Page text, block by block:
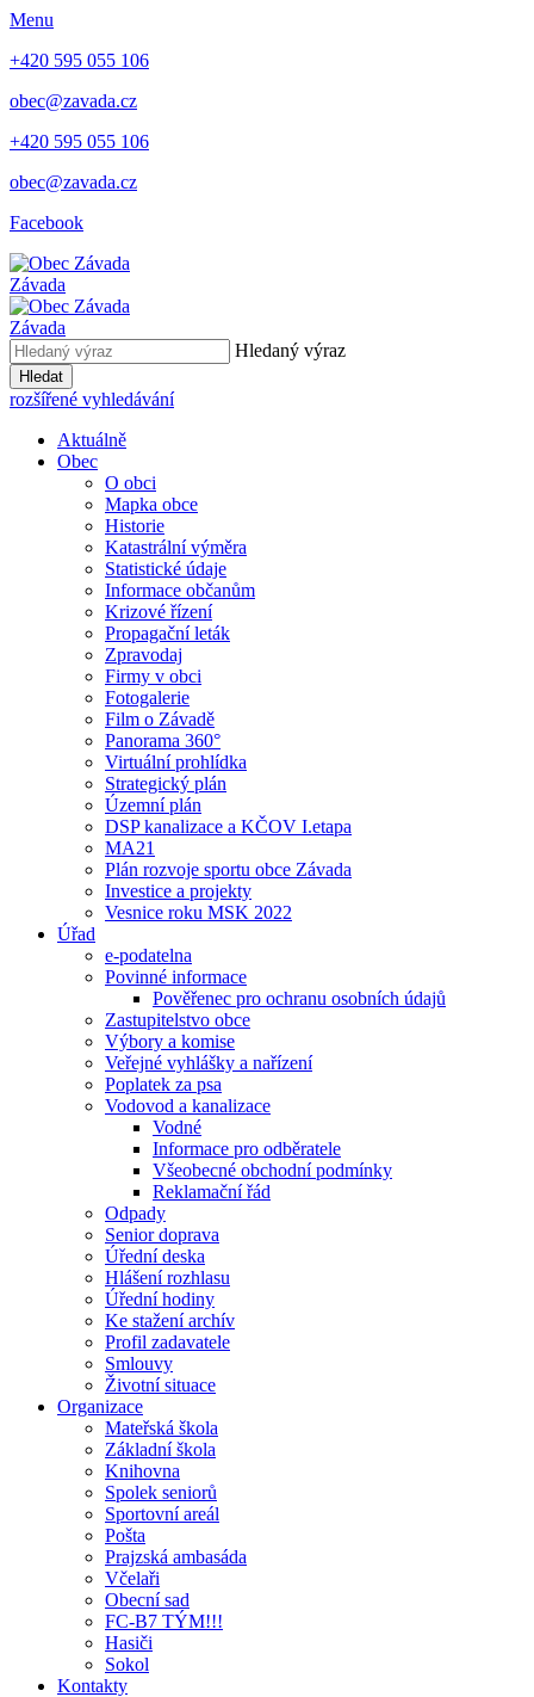
Menu
+420 595 055 106
obec@zavada.cz
+420 595 055 106
obec@zavada.cz
Facebook
Závada
Závada
Hledaný výraz
Hledat
rozšířené vyhledávání
Aktuálně
Obec
O obci
Mapka obce
Historie
Katastrální výměra
Statistické údaje
Informace občanům
Krizové řízení
Propagační leták
Zpravodaj
Firmy v obci
Fotogalerie
Film o Závadě
Panorama 360°
Virtuální prohlídka
Strategický plán
Územní plán
DSP kanalizace a KČOV I.etapa
MA21
Plán rozvoje sportu obce Závada
Investice a projekty
Vesnice roku MSK 2022
Úřad
e-podatelna
Povinné informace
Pověřenec pro ochranu osobních údajů
Zastupitelstvo obce
Výbory a komise
Veřejné vyhlášky a nařízení
Poplatek za psa
Vodovod a kanalizace
Vodné
Informace pro odběratele
Všeobecné obchodní podmínky
Reklamační řád
Odpady
Senior doprava
Úřední deska
Hlášení rozhlasu
Úřední hodiny
Ke stažení archív
Profil zadavatele
Smlouvy
Životní situace
Organizace
Mateřská škola
Základní škola
Knihovna
Spolek seniorů
Sportovní areál
Pošta
Prajzská ambasáda
Včelaři
Obecní sad
FC-B7 TÝM!!!
Hasiči
Sokol
Kontakty